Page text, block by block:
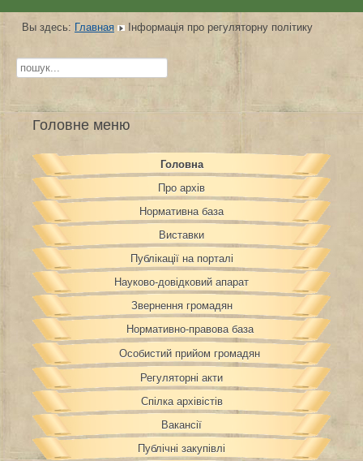
Вы здесь: Главная Інформація про регуляторну політику
Искать...
Головне меню
Головна
Про архів
Нормативна база
Виставки
Публікації на порталі
Науково-довідковий апарат
Звернення громадян
Нормативно-правова база
Особистий прийом громадян
Регуляторні акти
Спілка архівістів
Вакансії
Публічні закупівлі